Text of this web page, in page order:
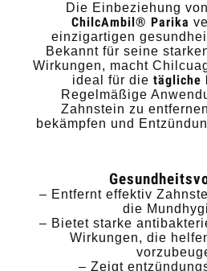
Die Einbeziehung von
ChilcAmbil® Parika
einzigartigen
Bekannt für seine
Wirkungen, macht
ideal für die tägliche
Regelmäßige
Zahnstein zu
bekämpfen und
– Entfernt effektiv
die
– Bietet starke
Wirkungen, die
– Zeigt